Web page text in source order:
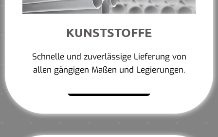
KUNSTSTOFFE
Schnelle und zuverlässige Lieferung von
allen gängigen Maßen und Legierungen.